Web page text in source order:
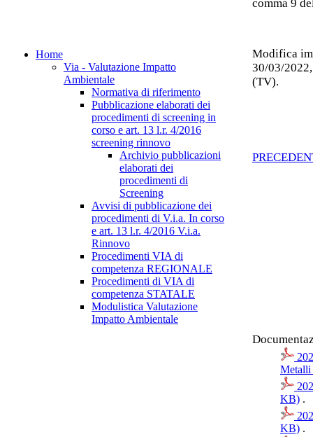
Home
Via - Valutazione Impatto
Ambientale
Normativa di riferimento
Pubblicazione elaborati dei
procedimenti di screening in
corso e art. 13 l.r. 4/2016
screening rinnovo
Archivio pubblicazioni
elaborati dei
procedimenti di
Screening
Avvisi di pubblicazione dei
procedimenti di V.i.a. In corso
e art. 13 l.r. 4/2016 V.i.a.
Rinnovo
Procedimenti VIA di
competenza REGIONALE
Procedimenti di VIA di
competenza STATALE
Modulistica Valutazione
Impatto Ambientale
comma 9
Modifica
30/03/
(TV).
KB) .
KB) .